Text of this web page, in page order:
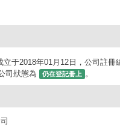
于2018年01月12日，公司註
司狀態為
仍在登記冊上 。